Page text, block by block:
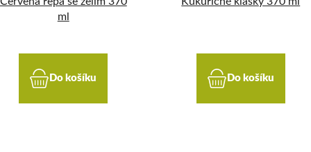
ml
Do košíku Do košíku